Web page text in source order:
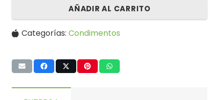
AÑADIR AL CARRITO
Categorías:Condimentos